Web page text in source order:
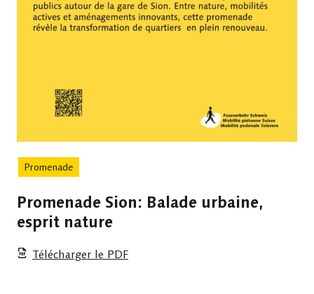
Promenade
Promenade Sion: Balade urbaine,
esprit nature
Télécharger le PDF